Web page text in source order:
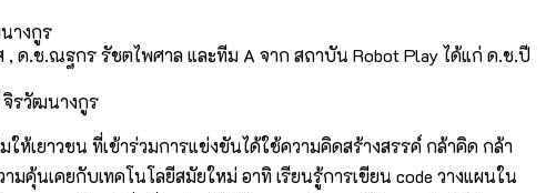
างกูร
, ด.ช.ณฐกร รัชตไพศาล และทีม A จาก สถาบัน Robot Play ได้แก่ ด.ช.ปี
จิรวัฒนางกูร
เยาวชน ที่เข้าร่วมการแข่งขันได้ใช้ความคิดสร้างสรรค์ กล้าคิด กล้า
คุ้นเคยกับเทคโนโลยีสมัยใหม่ อาทิ เรียนรู้การเขียน code วางแผนใน